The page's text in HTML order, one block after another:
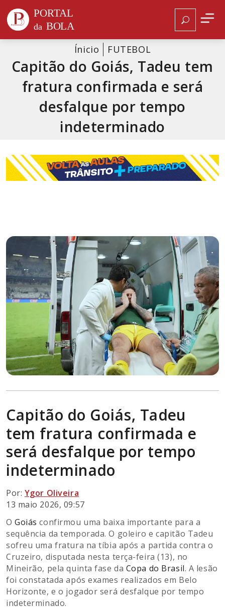
Ínicio FUTEBOL
Capitão do Goiás, Tadeu tem
fratura confirmada e será
desfalque por tempo
indeterminado
Capitão do Goiás, Tadeu
tem fratura confirmada e
será desfalque por tempo
indeterminado
Por: Ygor Oliveira
13 maio 2026, 09:57
OGoiás confirmou uma baixa importante para a
sequência da temporada. O goleiro e capitão Tadeu
sofreu uma fratura na tíbia após a partida contra o
Cruzeiro, disputada nesta terça-feira (13), no
Mineirão, pela quinta fase da Copa do Brasil. A lesão
foi constatada após exames realizados em Belo
Horizonte, e o jogador será desfalque por tempo
indeterminado.